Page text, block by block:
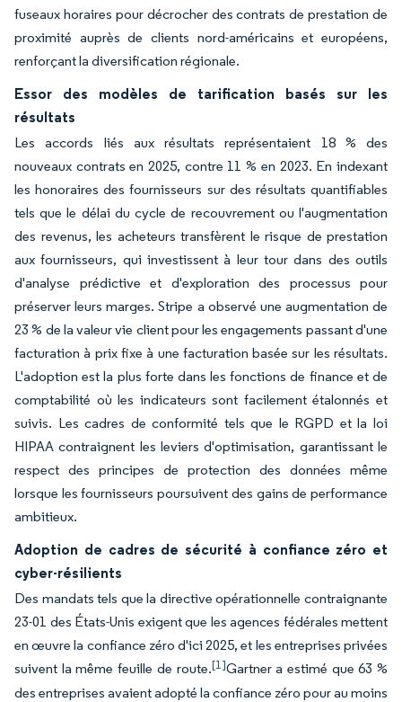
fuseaux horaires pour décrocher des contrats de prestation de
proximité auprès de clients nord-américains et européens,
renforçant la diversification régionale.
Essor des modèles de tarification basés sur les
résultats
Les accords liés aux résultats représentaient 18 % des
nouveaux contrats en 2025, contre 11 % en 2023. En indexant
les honoraires des fournisseurs sur des résultats quantifiables
tels que le délai du cycle de recouvrement ou l'augmentation
des revenus, les acheteurs transfèrent le risque de prestation
aux fournisseurs, qui investissent à leur tour dans des outils
d'analyse prédictive et d'exploration des processus pour
préserver leurs marges. Stripe a observé une augmentation de
23 % de la valeur vie client pour les engagements passant d'une
facturation à prix fixe à une facturation basée sur les résultats.
L'adoption est la plus forte dans les fonctions de finance et de
comptabilité où les indicateurs sont facilement étalonnés et
suivis. Les cadres de conformité tels que le RGPD et la loi
HIPAA contraignent les leviers d'optimisation, garantissant le
respect des principes de protection des données même
lorsque les fournisseurs poursuivent des gains de performance
ambitieux.
Adoption de cadres de sécurité à confiance zéro et
cyber-résilients
Des mandats tels que la directive opérationnelle contraignante
23-01 des États-Unis exigent que les agences fédérales mettent
en œuvre la confiance zéro d'ici 2025, et les entreprises privées
suivent la même feuille de route.[1]Gartner a estimé que 63 %
des entreprises avaient adopté la confiance zéro pour au moins